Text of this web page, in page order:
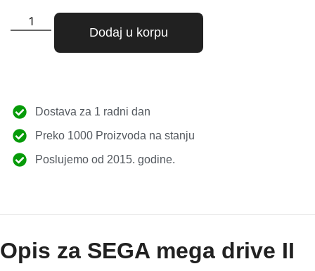
Dodaj u korpu
Dostava za 1 radni dan
Preko 1000 Proizvoda na stanju
Poslujemo od 2015. godine.
Opis za SEGA mega drive II